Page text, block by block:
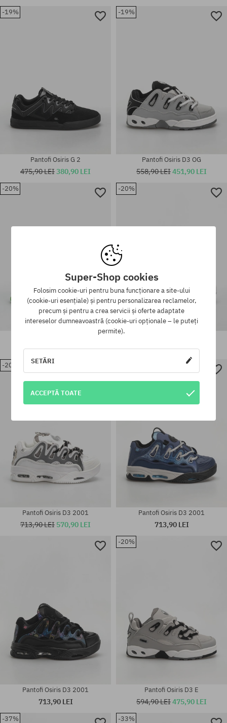
Mărimi existente:
Mărimi existente:
Mărimi existente:
-19%
Mărimi existente:
40.5; 41.5; 42; 42.5; 43; 44; 45;
Pantofi Osiris G 2
475,90 LEI380,90 LEI
-19%
Mărimi existente:
42; 42.5; 43; 44; 45; 47
Pantofi Osiris D3 OG
558,90 LEI451,90 LEI
-20%
713,90 LEI570,90 LEI
-20%
713,90 LEI570,90 LEI
-20%
Pantofi Osiris D3 2001
713,90 LEI 570,90 LEI
Pantofi Osiris D3 2001
713,90 LEI
Pantofi Osiris D3 2001
713,90 LEI
-20%
Pantofi Osiris D3 E
594,90 LEI475,90 LEI
-37% -33%
Super-Shop cookies
Folosim cookie-uri pentru buna funcționare a site-ului
(cookie-uri esențiale) și pentru personalizarea reclamelor,
precum și pentru a crea servicii și oferte adaptate
intereselor dumneavoastră (cookie-uri opționale – le puteți
permite).
SETĂRI
ACCEPTĂ TOATE